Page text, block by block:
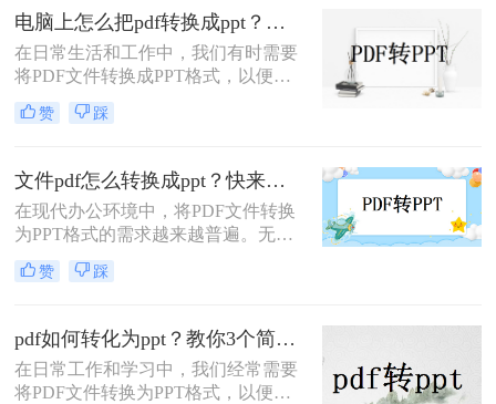
仍然是许多人心中的难题。那么pdf怎
么转ppt呢？本文将为您详细介绍两种
PDF转PPT的方法及其优缺点，帮助
您轻松应对各种转换场景。
电脑上怎么把pdf转换成ppt？快来试试这3种大家都在用的方法！
在日常生活和工作中，我们有时需要
将PDF文件转换成PPT格式，以便于
进行演示或分享。那么电脑上怎么把
pdf转换成ppt呢？本文将介绍三种将
赞 踩
文件pdf怎么转换成ppt？快来试试这3种转换方法!
在现代办公环境中，将PDF文件转换
为PPT格式的需求越来越普遍。无论
是为了更好地展示内容、编辑幻灯片
还是与他人分享资料，掌握有效的转
换成ppt呢？本文将详细介绍三种常见
的PDF转PPT的方法
赞 踩
pdf如何转化为ppt？教你3个简单的方法！
在日常工作和学习中，我们经常需要
将PDF文件转换为PPT格式，以便进